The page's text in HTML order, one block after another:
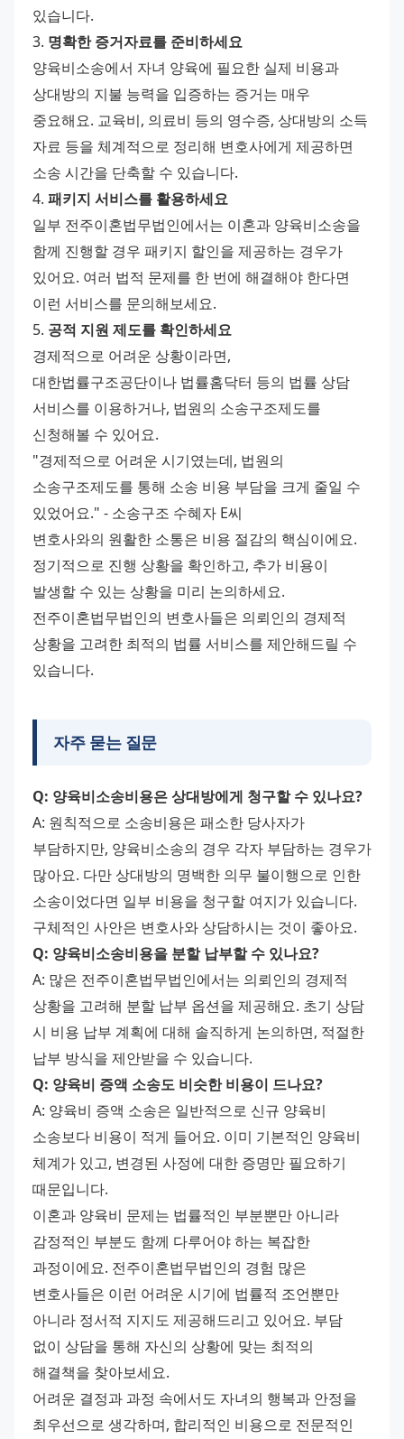
있습니다.
3. 명확한 증거자료를 준비하세요
양육비소송에서 자녀 양육에 필요한 실제 비용과
상대방의 지불 능력을 입증하는 증거는 매우
중요해요. 교육비, 의료비 등의 영수증, 상대방의 소득
자료 등을 체계적으로 정리해 변호사에게 제공하면
소송 시간을 단축할 수 있습니다.
4. 패키지 서비스를 활용하세요
일부 전주이혼법무법인에서는 이혼과 양육비소송을
함께 진행할 경우 패키지 할인을 제공하는 경우가
있어요. 여러 법적 문제를 한 번에 해결해야 한다면
이런 서비스를 문의해보세요.
5. 공적 지원 제도를 확인하세요
경제적으로 어려운 상황이라면,
대한법률구조공단이나 법률홈닥터 등의 법률 상담
서비스를 이용하거나, 법원의 소송구조제도를
신청해볼 수 있어요.
"경제적으로 어려운 시기였는데, 법원의
소송구조제도를 통해 소송 비용 부담을 크게 줄일 수
있었어요." - 소송구조 수혜자 E씨
변호사와의 원활한 소통은 비용 절감의 핵심이에요.
정기적으로 진행 상황을 확인하고, 추가 비용이
발생할 수 있는 상황을 미리 논의하세요.
전주이혼법무법인의 변호사들은 의뢰인의 경제적
상황을 고려한 최적의 법률 서비스를 제안해드릴 수
있습니다.
자주 묻는 질문
Q: 양육비소송비용은 상대방에게 청구할 수 있나요?
A: 원칙적으로 소송비용은 패소한 당사자가
부담하지만, 양육비소송의 경우 각자 부담하는 경우가
많아요. 다만 상대방의 명백한 의무 불이행으로 인한
소송이었다면 일부 비용을 청구할 여지가 있습니다.
구체적인 사안은 변호사와 상담하시는 것이 좋아요.
Q: 양육비소송비용을 분할 납부할 수 있나요?
A: 많은 전주이혼법무법인에서는 의뢰인의 경제적
상황을 고려해 분할 납부 옵션을 제공해요. 초기 상담
시 비용 납부 계획에 대해 솔직하게 논의하면, 적절한
납부 방식을 제안받을 수 있습니다.
Q: 양육비 증액 소송도 비슷한 비용이 드나요?
A: 양육비 증액 소송은 일반적으로 신규 양육비
소송보다 비용이 적게 들어요. 이미 기본적인 양육비
체계가 있고, 변경된 사정에 대한 증명만 필요하기
때문입니다.
이혼과 양육비 문제는 법률적인 부분뿐만 아니라
감정적인 부분도 함께 다루어야 하는 복잡한
과정이에요. 전주이혼법무법인의 경험 많은
변호사들은 이런 어려운 시기에 법률적 조언뿐만
아니라 정서적 지지도 제공해드리고 있어요. 부담
없이 상담을 통해 자신의 상황에 맞는 최적의
해결책을 찾아보세요.
어려운 결정과 과정 속에서도 자녀의 행복과 안정을
최우선으로 생각하며, 합리적인 비용으로 전문적인